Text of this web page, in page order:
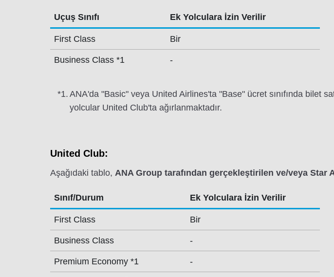
Uçuş Sınıfı Ek Yolculara İzin Verilir
First Class Bir
Business Class *1 -
*1. ANA'da "Basic" veya United Airlines'ta "Base" ücret sınıfında bilet
yolcular United Club'ta ağırlanmaktadır.
United Club:
Aşağıdaki tablo, ANA Group tarafından gerçekleştirilen ve/veya
Sınıf/Durum Ek Yolculara İzin Verilir
First Class Bir
Business Class -
Premium Economy *1 -